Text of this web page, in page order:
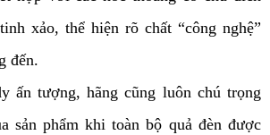
xảo, thể hiện rõ chất “công nghệ”
đến.
ấn tượng, hãng cũng luôn chú trọng
sản phẩm khi toàn bộ quả đèn được